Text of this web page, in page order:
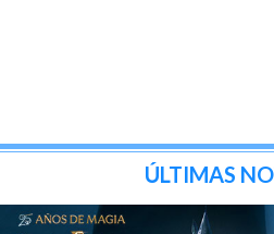
ÚLTIMAS